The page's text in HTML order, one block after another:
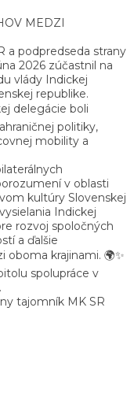
MEDZI
a podpredseda strany
2026 zúčastnil na
vlády Indickej
republike.
delegácie boli
politiky,
mobility a
v oblasti
kultúry Slovenskej
Indickej
rozvoj spoločných
a ďalšie
krajinami. 🌍✨
spolupráce v
tajomník MK SR